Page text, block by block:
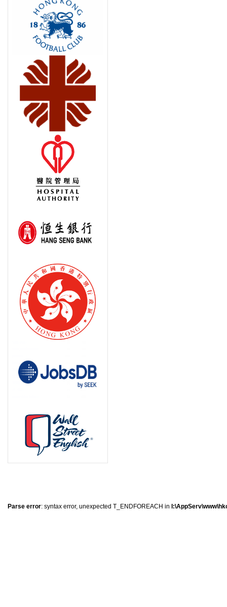
Parse error: syntax error, unexpected T_ENDFOREACH in